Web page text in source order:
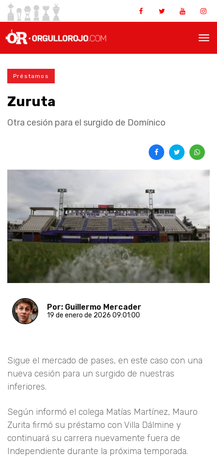
Préstamos
Zuruta
Otra cesión para el surgido de Domínico
Por: Guillermo Mercader
19 de enero de 2026 09:01:00
Sigue el mercado de pases, en este caso con una
nueva cesión para un surgido de nuestras
inferiores.
Según informó el colega Matías Martínez, Mauro
Zurita firmó su préstamo con Villa Dálmine y
continuará su carrera nuevamente fuera de
Independiente durante la próxima temporada.